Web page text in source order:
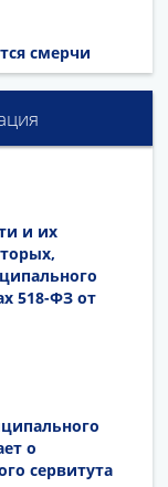
смерчи
и их
518-ФЗ от
о
сервитута